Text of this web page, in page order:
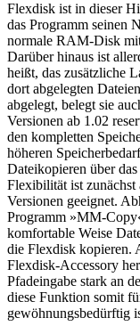
Flexdisk ist in dieser
das Programm seinen
normale RAM-Disk
Darüber hinaus ist
heißt, das zusätzliche
dort abgelegten
abgelegt, belegt sie
Versionen ab 1.02
den kompletten
höheren
Dateikopieren über
Flexibilität ist
Versionen geeignet.
Programm »MM-
komfortable Weise
die Flexdisk kopieren.
Flexdisk-Accessory
Pfadeingabe stark an
diese Funktion somit
gewöhnungsbedürftig